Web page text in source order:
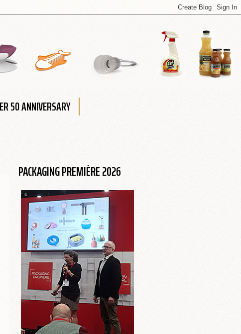
50 ANNIVERSARY
PACKAGING PREMIÈRE 2026